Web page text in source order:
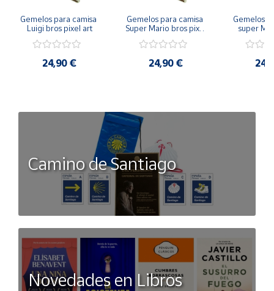
Gemelos para camisa
Luigi bros pixel art
24,90 €
Gemelos para camisa
Super Mario bros pixel
24,90 €
Gemelos
super
Camino de Santiago
Novedades en Libros